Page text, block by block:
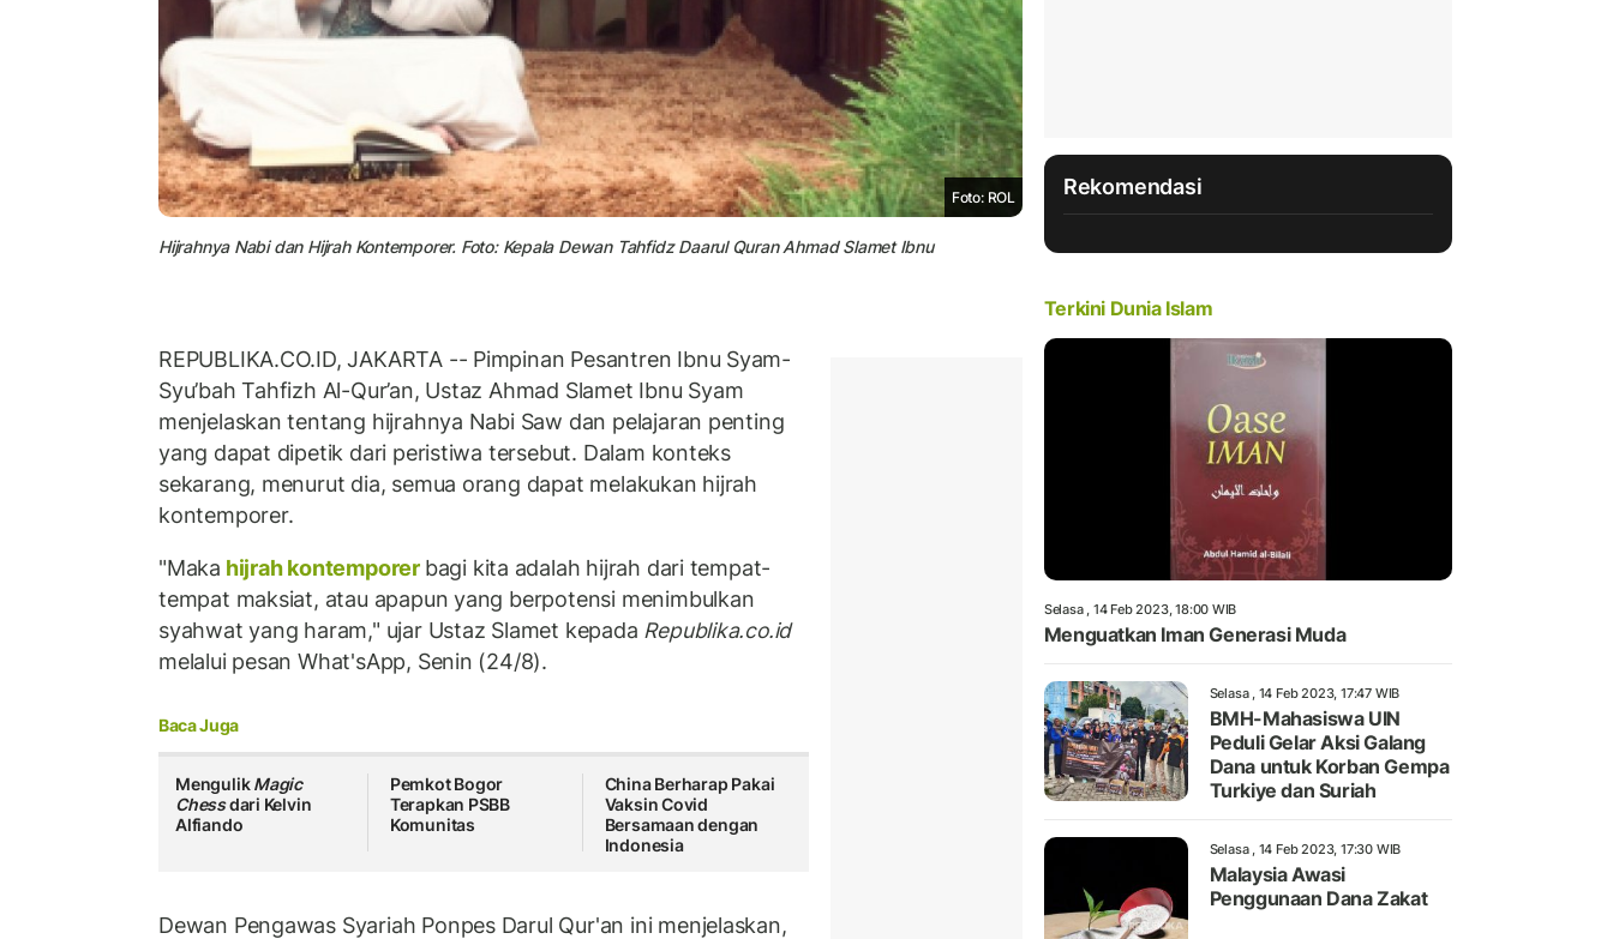
Foto: ROL
Hijrahnya Nabi dan Hijrah Kontemporer. Foto: Kepala Dewan Tahfidz Daarul Quran Ahmad Slamet Ibnu
REPUBLIKA.CO.ID, JAKARTA -- Pimpinan Pesantren Ibnu Syam-
Syu’bah Tahfizh Al-Qur’an, Ustaz Ahmad Slamet Ibnu Syam
menjelaskan tentang hijrahnya Nabi Saw dan pelajaran penting
yang dapat dipetik dari peristiwa tersebut. Dalam konteks
sekarang, menurut dia, semua orang dapat melakukan hijrah
kontemporer.
"Maka hijrah kontemporer bagi kita adalah hijrah dari tempat-
tempat maksiat, atau apapun yang berpotensi menimbulkan
syahwat yang haram," ujar Ustaz Slamet kepada Republika.co.id
melalui pesan What'sApp, Senin (24/8).
Baca Juga
MengulikMagic
Chessdari Kelvin
Alfiando
Pemkot Bogor
Terapkan PSBB
Komunitas
China Berharap Pakai
Vaksin Covid
Bersamaan dengan
Indonesia
Dewan Pengawas Syariah Ponpes Darul Qur'an ini menjelaskan,
Rekomendasi
Terkini Dunia Islam
Selasa , 14 Feb 2023, 18:00 WIB
Menguatkan Iman Generasi Muda
Selasa , 14 Feb 2023, 17:47 WIB
BMH-Mahasiswa UIN
Peduli Gelar Aksi Galang
Dana untuk Korban Gempa
Turkiye dan Suriah
Selasa , 14 Feb 2023, 17:30 WIB
Malaysia Awasi
Penggunaan Dana Zakat